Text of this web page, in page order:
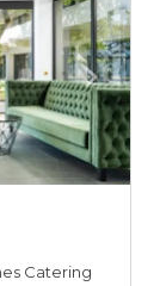
Catering